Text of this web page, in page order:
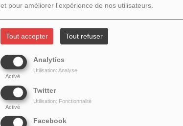
et pour améliorer l'expérience de nos utilisateurs.
Tout accepter Tout refuser
Analytics
Activé
Utilisation: Analyse
Twitter
Activé
Utilisation: Fonctionnalité
Facebook